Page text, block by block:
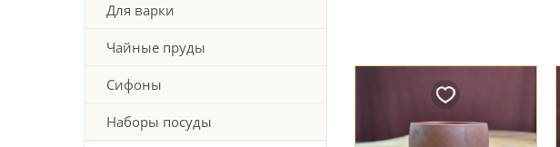
Для варки
Чайные пруды
Сифоны
Наборы посуды